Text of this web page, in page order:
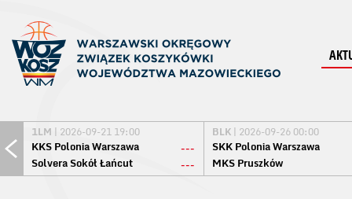
1LM | 2026-09-21 19:00
KKS Polonia Warszawa
---
Solvera Sokół Łańcut
---
BLK | 2026-09-26 00:00
SKK Polonia Warszawa
MKS Pruszków